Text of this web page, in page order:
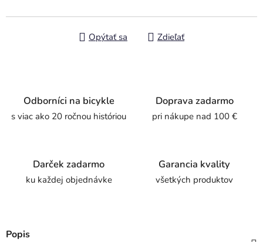
Opýtať sa Zdieľať
Odborníci na bicykle
s viac ako 20 ročnou históriou
Doprava zadarmo
pri nákupe nad 100 €
Darček zadarmo
ku každej objednávke
Garancia kvality
všetkých produktov
Popis